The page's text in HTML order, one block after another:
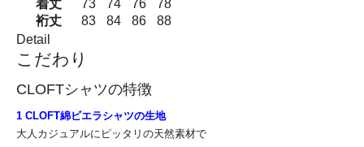
着丈
73 74 76
78
裄丈
83 84 86
88
Detail
こだわり
CLOFTシャツの特徴
1 CLOFT綿ビエラシャツの生地
大人カジュアルにピッタリの天然素材で